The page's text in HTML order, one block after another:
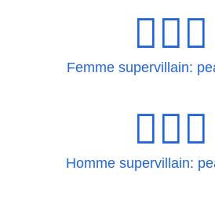
🦹🏿‍♀️
Femme supervillain:
🦹🏿‍♂
Homme supervillain: